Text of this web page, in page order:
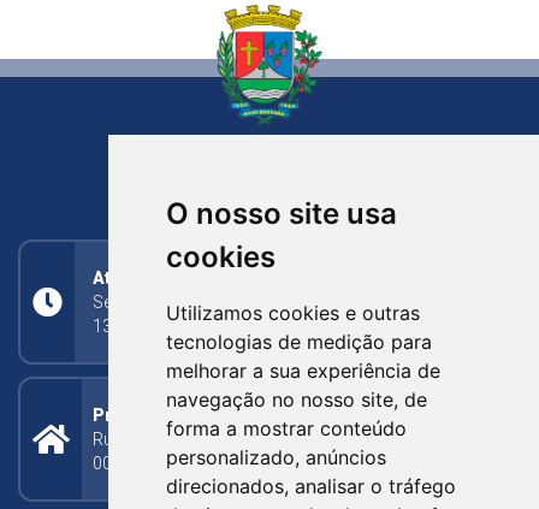
O nosso site usa
cookies
Utilizamos cookies e outras
tecnologias de medição para
melhorar a sua experiência de
navegação no nosso site, de
forma a mostrar conteúdo
personalizado, anúncios
direcionados, analisar o tráfego
Atendimento
Segunda a Sexta: 8h às 11h30min (manhã);
13h30min às 17h (tarde)
Prefeitura Municipal
Rua Silva Jardim, 505 - Bairro Centro - CEP: 95340-
000